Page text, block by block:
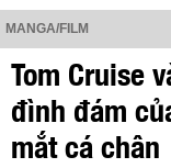
MANGA/FILM
Tom Cruise
đình đám
mắt cá chân